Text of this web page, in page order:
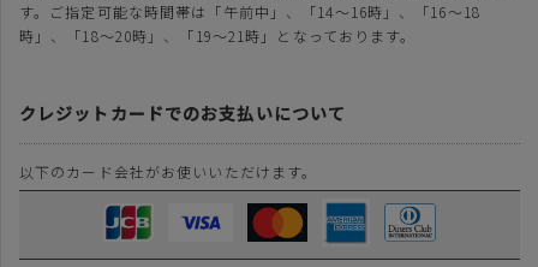
す。ご指定可能な時間帯は「午前中」、「14～16時」、「16～18
時」、「18～20時」、「19～21時」となっております。
クレジットカードでのお支払いについて
以下のカード会社がお使いいただけます。